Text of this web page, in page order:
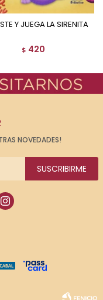
Y JUEGA LA SIRENITA
$ 420
NOVEDADES!
SUSCRIBIRME
